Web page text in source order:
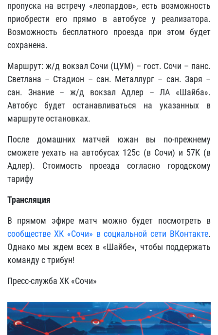
пропуска на встречу «леопардов», есть возможность
приобрести его прямо в автобусе у реализатора.
Возможность бесплатного проезда при этом будет
сохранена.
Маршрут: ж/д вокзал Сочи (ЦУМ) – гост. Сочи – панс.
Светлана – Стадион – сан. Металлург – сан. Заря –
сан. Знание – ж/д вокзал Адлер – ЛА «Шайба».
Автобус будет останавливаться на указанных в
маршруте остановках.
После домашних матчей южан вы по-прежнему
сможете уехать на автобусах 125с (в Сочи) и 57К (в
Адлер). Стоимость проезда согласно городскому
тарифу
Трансляция
В прямом эфире матч можно будет посмотреть в
сообществе ХК «Сочи» в социальной сети ВКонтакте.
Однако мы ждем всех в «Шайбе», чтобы поддержать
команду с трибун!
Пресс-служба ХК «Сочи»